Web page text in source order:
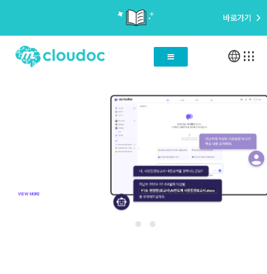
바로가기
language apps